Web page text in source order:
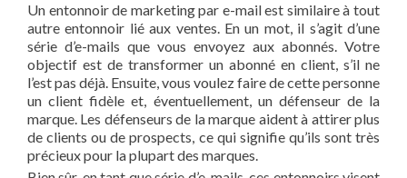
Un entonnoir de marketing par e-mail est similaire à tout
autre entonnoir lié aux ventes. En un mot, il s’agit d’une
série d’e-mails que vous envoyez aux abonnés. Votre
objectif est de transformer un abonné en client, s’il ne
l’est pas déjà. Ensuite, vous voulez faire de cette personne
un client fidèle et, éventuellement, un défenseur de la
marque. Les défenseurs de la marque aident à attirer plus
de clients ou de prospects, ce qui signifie qu’ils sont très
précieux pour la plupart des marques.